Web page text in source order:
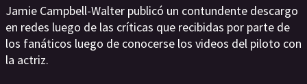
Jamie Campbell-Walter publicó un contundente descargo
en redes luego de las críticas que recibidas por parte de
los fanáticos luego de conocerse los videos del piloto con
la actriz.